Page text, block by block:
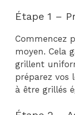
Étape 1 –
Commencez
moyen. Cela
grillent
préparez vos
à être grillés